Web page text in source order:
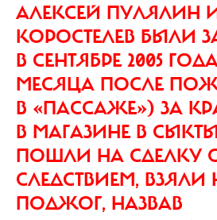
АЛЕКСЕЙ ПУЛЯЛИН
КОРОСТЕЛЕВ БЫЛИ
В СЕНТЯБРЕ 2005
МЕСЯЦА ПОСЛЕ
В «ПАССАЖЕ») ЗА
В МАГАЗИНЕ В
ПОШЛИ НА СДЕЛКУ
СЛЕДСТВИЕМ, ВЗЯЛИ
ПОДЖОГ, НАЗВАВ